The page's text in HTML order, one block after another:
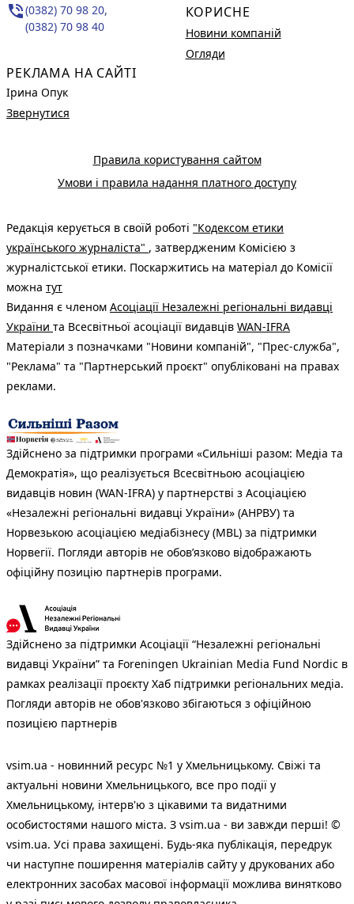
phone_in_talk(0382) 70 98 20,
(0382) 70 98 40
РЕКЛАМА НА САЙТІ
Ірина Опук
Звернутися
КОРИСНЕ
Новини компаній
Огляди
Правила користування сайтом
Умови і правила надання платного доступу
Редакція керується в своїй роботі "Кодексом етики
українського журналіста" , затвердженим Комісією з
журналістської етики. Поскаржитись на матеріал до Комісії
можна тут
Видання є членом Асоціації Незалежні регіональні видавці
України та Всесвітньої асоціації видавців WAN-IFRA
Матеріали з позначками "Новини компаній", "Прес-служба",
"Реклама" та "Партнерський проєкт" опубліковані на правах
реклами.
Здійснено за підтримки програми «Сильніші разом: Медіа та
Демократія», що реалізується Всесвітньою асоціацією
видавців новин (WAN-IFRA) у партнерстві з Асоціацією
«Незалежні регіональні видавці України» (АНРВУ) та
Норвезькою асоціацією медіабізнесу (MBL) за підтримки
Норвегії. Погляди авторів не обов’язково відображають
офіційну позицію партнерів програми.
Здійснено за підтримки Асоціації “Незалежні регіональні
видавці України” та Foreningen Ukrainian Media Fund Nordic в
рамках реалізації проєкту Хаб підтримки регіональних медіа.
Погляди авторів не обов'язково збігаються з офіційною
позицією партнерів
vsim.ua - новинний ресурс №1 у Хмельницькому. Свіжі та
актуальні новини Хмельницького, все про події у
Хмельницькому, інтерв'ю з цікавими та видатними
особистостями нашого міста. З vsim.ua - ви завжди перші! ©
vsim.ua. Усі права захищені. Будь-яка публiкацiя, передрук
чи наступне поширення матеріалів сайту у друкованих або
електронних засобах масової інформації можлива винятково